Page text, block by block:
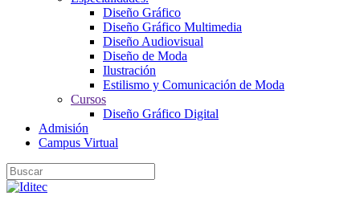
Diseño Gráfico
Diseño Gráfico Multimedia
Diseño Audiovisual
Diseño de Moda
Ilustración
Estilismo y Comunicación de Moda
Cursos
Diseño Gráfico Digital
Admisión
Campus Virtual